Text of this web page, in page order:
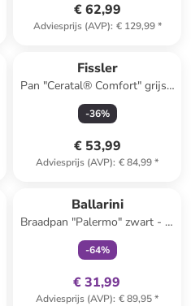
€ 62,99
Adviesprijs (AVP): € 129,99*
Fissler
Pan "Ceratal® Comfort" grijs -
Ø 20 cm
-36%
€ 53,99
Adviesprijs (AVP): € 84,99*
Ballarini
Braadpan "Palermo" zwart - Ø
32 cm
-64%
€ 31,99
Adviesprijs (AVP): € 89,95*